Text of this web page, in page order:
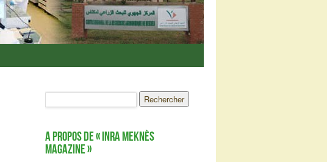
A PROPOS DE « INRA MEKNÈS
MAGAZINE »